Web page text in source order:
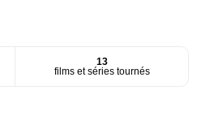
13
films et séries tournés